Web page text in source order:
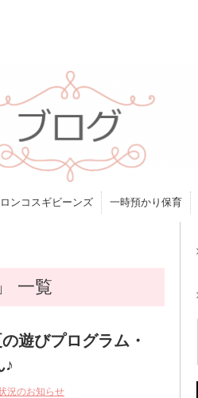
ンコスギビーンズ 一時預かり保育
一覧
遊びプログラム・
♪
況のお知らせ